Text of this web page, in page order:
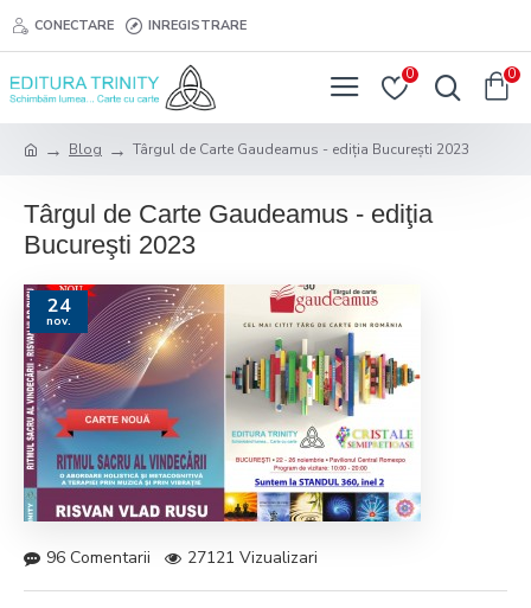
CONECTARE INREGISTRARE
0 0
Blog Târgul de Carte Gaudeamus - ediţia Bucureşti 2023
Târgul de Carte Gaudeamus - ediţia
Bucureşti 2023
24
nov.
96 Comentarii 27121 Vizualizari